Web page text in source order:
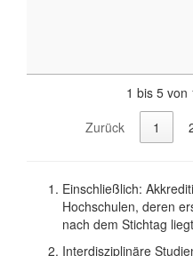
1 bis 5 von
Zurück
1
Einschließlich:
Hochschulen, deren
nach dem Stichtag
Interdisziplinäre